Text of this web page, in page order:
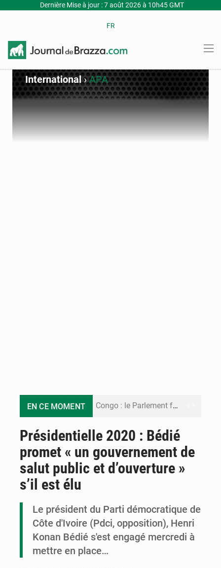
Dernière Mise à jour : 7 août 2026 à 10h45 GMT
FR
International›APA
EN CE MOMENT Congo : le Parlement formule 28 recommandations sur le Cadre budgétaire 2027-2029
Congo : Brazzaville se dote d’un plan d’action pour renforcer sa résilience climatique
Congo : la Grande foire agricole pour renforcer la souveraineté alimentaire
Congo-RDC : Brazzaville et Kinshasa renforcent leur coopération en faveur de la jeunesse
Présidentielle 2020 : Bédié
promet « un gouvernement de
salut public et d’ouverture »
s’il est élu
Le président du Parti démocratique de
Côte d'Ivoire (Pdci, opposition), Henri
Konan Bédié s'est engagé mercredi à
mettre en place…